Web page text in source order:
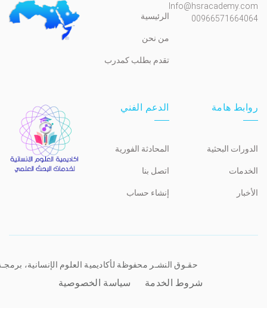
Info@hsracademy.com
00966571664064
الرئيسية
من نحن
تقدم بطلب كمدرب
روابط هامة
الدورات البحثية
الخدمات
الأخبار
الدعم الفني
المحادثة الفورية
اتصل بنا
إنشاء حساب
حقـوق النشـر محفوظة لأكاديمية العلوم الإنسانية،
شروط الخدمة سياسة الخصوصية